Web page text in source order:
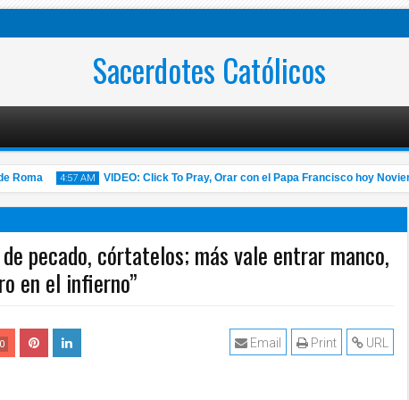
Sacerdotes Católicos
4:57 AM VIDEO: Click To Pray, Orar con el Papa Francisco hoy
pecado, córtatelos; más vale entrar manco,
en el infierno”
0 URL
Print
Email